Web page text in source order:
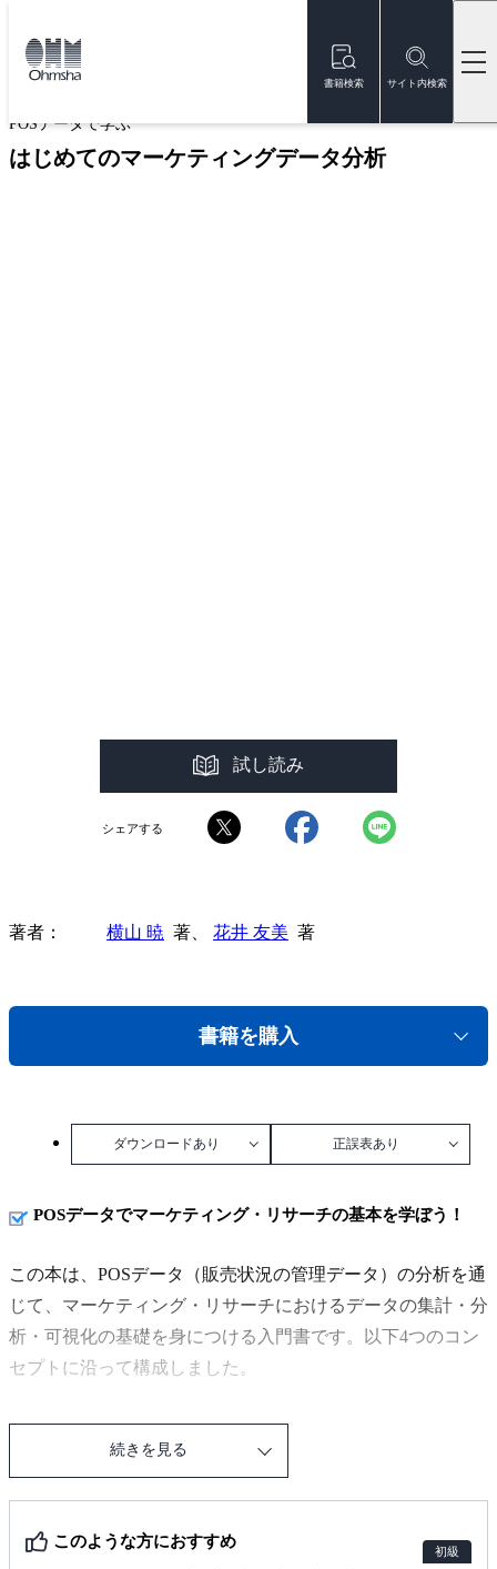
書籍検索 サイト内検索
トップ
POSデータで学ぶ
はじめてのマーケティングデータ分析
試し読み
シェアする
著者 横山 暁 著、 花井 友美 著
書籍を購入
ダウンロードあり 正誤表あり
POSデータでマーケティング・リサーチの基本を学ぼう！
この本は、POSデータ（販売状況の管理データ）の分析を通
じて、マーケティング・リサーチにおけるデータの集計・分
析・可視化の基礎を身につける入門書です。以下4つのコン
セプトに沿って構成しました。
① POSデータのダミーデータを用い
② 現実に近い分析のストーリーをもたせ
続きを見る
このような方におすすめ
初級